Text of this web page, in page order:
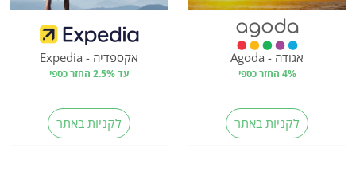
אגודה - Agoda
4% החזר כספי
לקניות באתר
אקספדיה - Expedia
עד 2.5% החזר כספי
לקניות באתר